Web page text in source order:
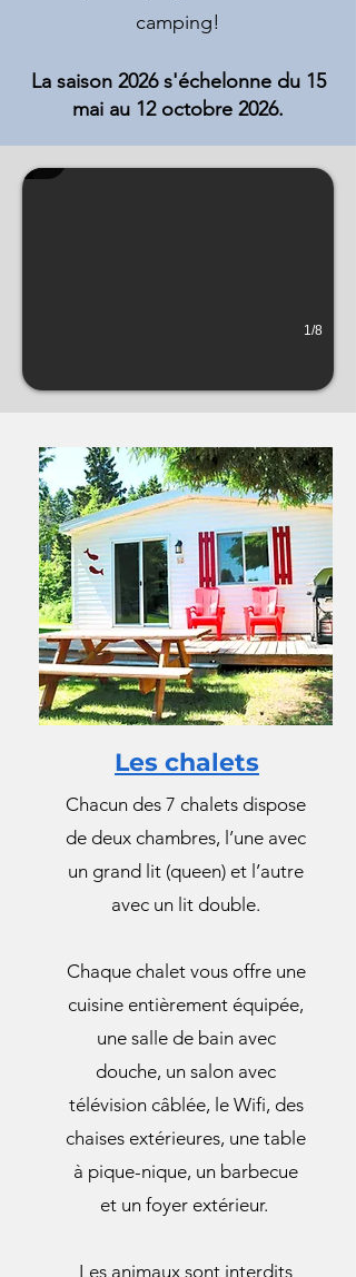
camping!
La saison 2026 s'échelonne du 15
mai au 12 octobre 2026.
Location de chalets, de prêts-à-
1/8
Les chalets
​Chacun des 7 chalets dispose
de deux chambres, l’une avec
un grand lit (queen) et l’autre
avec un lit double.
Chaque chalet vous offre une
cuisine entièrement équipée,
une salle de bain avec
douche, un salon avec
télévision câblée, le Wifi, des
chaises extérieures, une table
à pique-nique, un barbecue
et un foyer extérieur.
Les animaux sont interdits